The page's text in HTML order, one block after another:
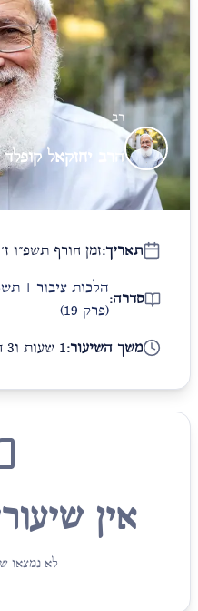
רב
הרב יחזקאל קופלד
תאריך:זמן חורף תשפ״ו
סדרה:
הלכות ציבור |
(פרק 19)
משך השיעור: 1 שעות ו3 דקות
אין
לא נמצאו